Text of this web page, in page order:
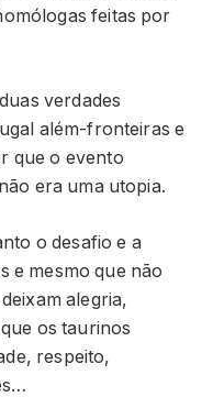
feitas por
verdades
além-fronteiras e
que o evento
era uma utopia.
o desafio e a
e mesmo que não
alegria,
os taurinos
respeito,